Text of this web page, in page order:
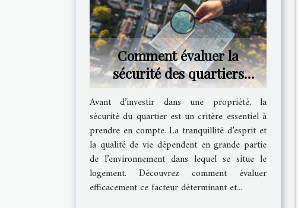
Comment évaluer la
sécurité des quartiers
avant d'acheter une
propriété
Avant d’investir dans une propriété, la
sécurité du quartier est un critère essentiel à
prendre en compte. La tranquillité d’esprit et
la qualité de vie dépendent en grande partie
de l’environnement dans lequel se situe le
logement. Découvrez comment évaluer
efficacement ce facteur déterminant et...